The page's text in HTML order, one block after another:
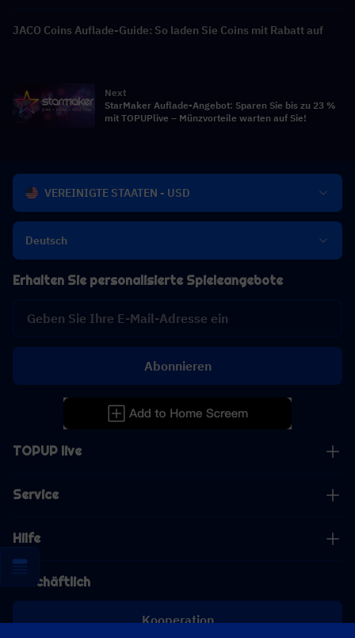
JACO Coins Auflade-Guide: So laden Sie Coins mit Rabatt auf
Next
StarMaker Auflade-Angebot: Sparen Sie bis zu 23 %
mit TOPUPlive – Münzvorteile warten auf Sie!
VEREINIGTE STAATEN - USD
Deutsch
TOPUP live
Service
Hilfe
Geschäftlich
Kooperation
Erhalten Sie personalisierte Spieleangebote
Abonnieren